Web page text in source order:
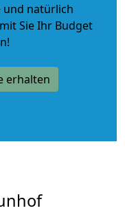
und natürlich
Sie Ihr Budget
erhalten